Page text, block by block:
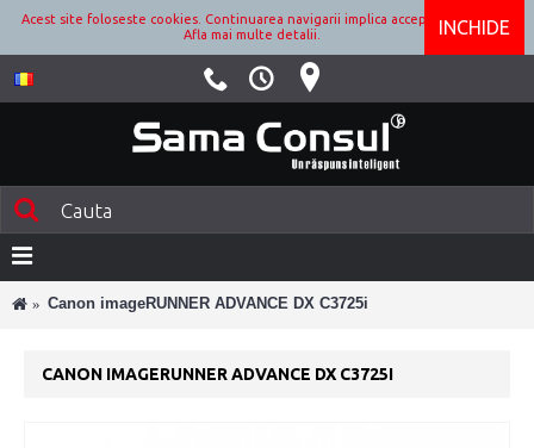
Acest site foloseste cookies. Continuarea navigarii implica acceptarea lor.
Afla mai multe detalii.
INCHIDE
Canon imageRUNNER ADVANCE DX C3725i
CANON IMAGERUNNER ADVANCE DX C3725I